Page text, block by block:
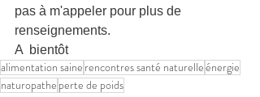
pas à m'appeler pour plus de
renseignements.
A  bientôt
alimentation saine rencontres santé naturelleénergie
naturopathe perte de poids